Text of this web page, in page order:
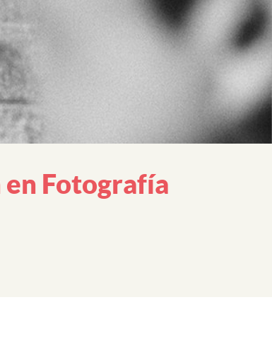
Fotografía